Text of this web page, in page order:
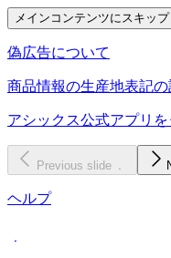
メインコンテンツにスキップ
偽広告について
商品情報の生産地表記
アシックス公式アプリ
Previous slide
ヘルプ